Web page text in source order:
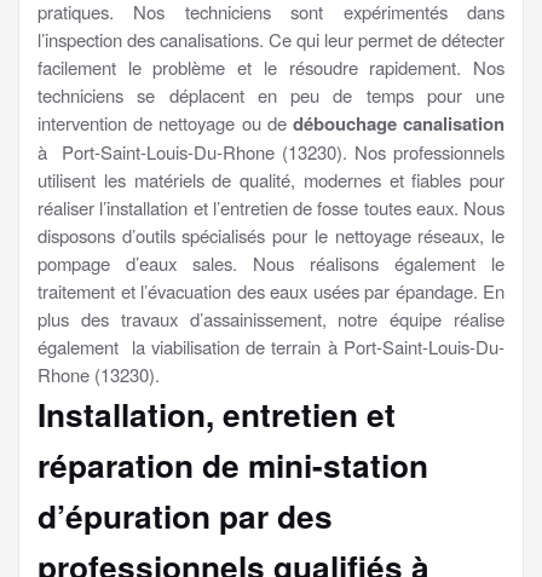
pratiques. Nos techniciens sont expérimentés dans
l’inspection des canalisations. Ce qui leur permet de détecter
facilement le problème et le résoudre rapidement. Nos
techniciens se déplacent en peu de temps pour une
intervention de nettoyage ou de débouchage canalisation
à Port-Saint-Louis-Du-Rhone (13230). Nos professionnels
utilisent les matériels de qualité, modernes et fiables pour
réaliser l’installation et l’entretien de fosse toutes eaux. Nous
disposons d’outils spécialisés pour le nettoyage réseaux, le
pompage d’eaux sales. Nous réalisons également le
traitement et l’évacuation des eaux usées par épandage. En
plus des travaux d’assainissement, notre équipe réalise
également la viabilisation de terrain à Port-Saint-Louis-Du-
Rhone (13230).
Installation, entretien et
réparation de mini-station
d’épuration par des
professionnels qualifiés à